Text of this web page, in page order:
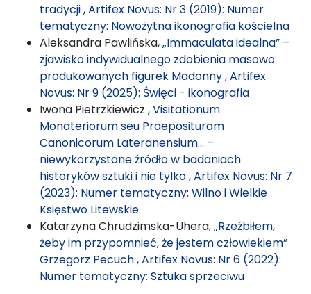
tradycji,Artifex Novus: Nr 3 (2019): Numer
tematyczny: Nowożytna ikonografia kościelna
Aleksandra Pawlińska,„Immaculata idealna” –
zjawisko indywidualnego zdobienia masowo
produkowanych figurek Madonny,Artifex
Novus: Nr 9 (2025): Święci - ikonografia
Iwona Pietrzkiewicz ,Visitationum
Monateriorum seu Praeposituram
Canonicorum Lateranensium… –
niewykorzystane źródło w badaniach
historyków sztuki i nie tylko,Artifex Novus: Nr 7
(2023): Numer tematyczny: Wilno i Wielkie
Księstwo Litewskie
Katarzyna Chrudzimska-Uhera,„Rzeźbiłem,
żeby im przypomnieć, że jestem człowiekiem”
Grzegorz Pecuch,Artifex Novus: Nr 6 (2022):
Numer tematyczny: Sztuka sprzeciwu